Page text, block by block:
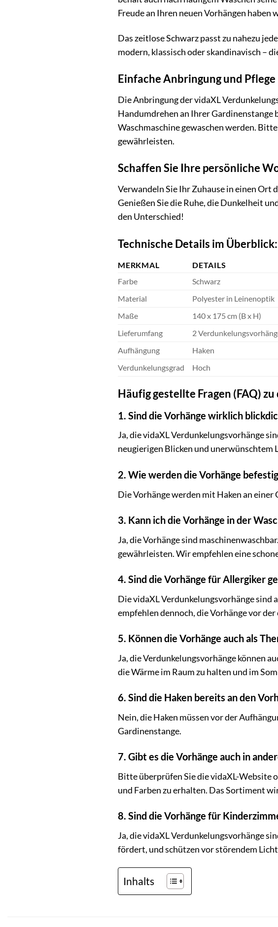
Freude an Ihren neuen Vorhängen haben
Das zeitlose Schwarz passt zu nahezu
modern, klassisch oder skandinavisch –
Einfache Anbringung und Pflege
Die Anbringung der vidaXL
Handumdrehen an Ihrer Gardinenstange
Waschmaschine gewaschen werden.
gewährleisten.
Schaffen Sie Ihre persönliche
Verwandeln Sie Ihr Zuhause in einen Ort
Genießen Sie die Ruhe, die Dunkelheit
den Unterschied!
Technische Details im Überblick:
MERKMAL
DETAILS
Farbe
Schwarz
Material
Polyester in Leinenoptik
Maße
140 x 175 cm (B x H)
Lieferumfang
2
Aufhängung
Haken
Verdunkelungsgrad
Hoch
Häufig gestellte Fragen (FAQ)
1. Sind die Vorhänge wirklich
Ja, die vidaXL Verdunkelungsvorhänge
neugierigen Blicken und unerwünschtem
2. Wie werden die Vorhänge
Die Vorhänge werden mit Haken an
3. Kann ich die Vorhänge in der
Ja, die Vorhänge sind
gewährleisten. Wir empfehlen eine
4. Sind die Vorhänge für Allergiker
Die vidaXL Verdunkelungsvorhänge sind
empfehlen dennoch, die Vorhänge vor
5. Können die Vorhänge auch als
Ja, die Verdunkelungsvorhänge können
die Wärme im Raum zu halten und im
6. Sind die Haken bereits an den
Nein, die Haken müssen vor der
Gardinenstange.
7. Gibt es die Vorhänge auch in
Bitte überprüfen Sie die vidaXL-Website
und Farben zu erhalten. Das Sortiment
8. Sind die Vorhänge für
Ja, die vidaXL Verdunkelungsvorhänge
fördert, und schützen vor störendem
Inhalts